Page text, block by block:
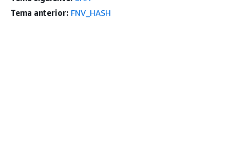
Tema anterior: FNV_HASH